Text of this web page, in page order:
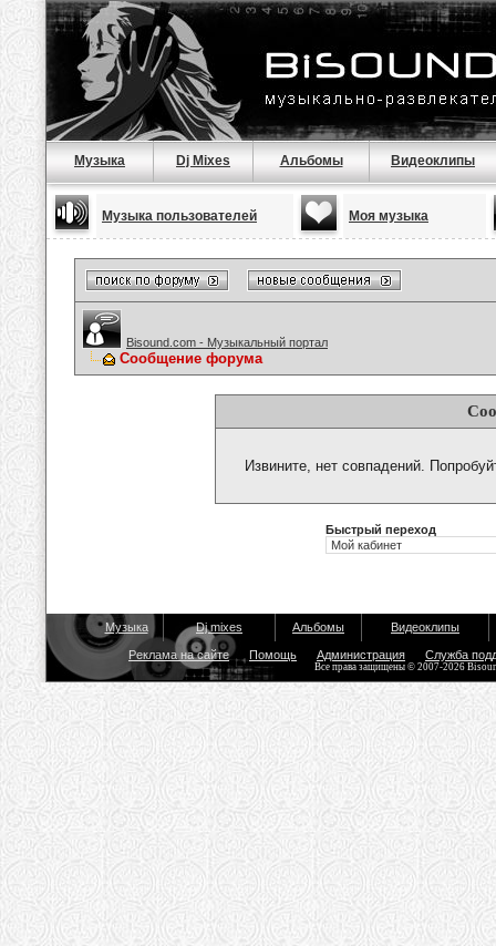
Музыка Dj Mixes Альбомы Видеоклипы
Музыка пользователей Моя музыка
Bisound.com - Музыкальный портал
Сообщение форума
Извините, нет совпадений.
Быстрый переход
Музыка Dj mixes Альбомы Видеоклипы
Реклама на сайте Помощь Администрация Служба
Все права защищены © 2007-2026